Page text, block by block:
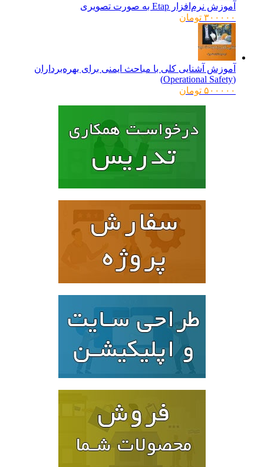
آموزش نرم‌افزار Etap به صورت تصویری
۳۰۰۰۰۰ تومان
آموزش آشنایی کلی با مباحث ایمنی برای بهره‌برداران
۵۰۰۰۰۰ تومان